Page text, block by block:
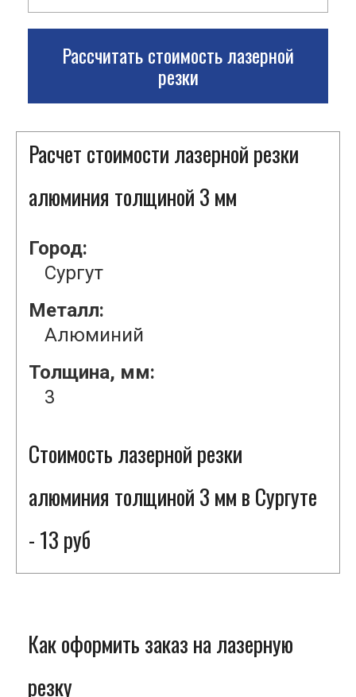
Рассчитать стоимость лазерной
резки
Расчет стоимости лазерной резки
алюминия толщиной 3 мм
Город:
Сургут
Металл:
Алюминий
Толщина, мм:
3
Стоимость лазерной резки
алюминия толщиной 3 мм в Сургуте
- 13 руб
Как оформить заказ на лазерную
резку